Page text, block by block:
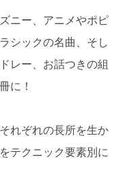
ニー、アニメやポピ
シックの名曲、そし
レー、お話つきの組
に！
れぞれの長所を生か
テクニック要素別に